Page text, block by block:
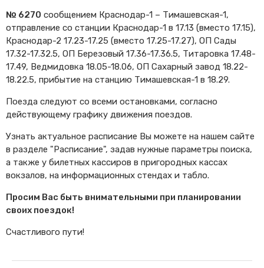
№ 6270 сообщением Краснодар-1 – Тимашевская-1,
отправление со станции Краснодар-1 в 17.13 (вместо 17.15),
Краснодар-2 17.23-17.25 (вместо 17.25-17.27), ОП Сады
17.32-17.32.5, ОП Березовый 17.36-17.36.5, Титаровка 17.48-
17.49, Ведмидовка 18.05-18.06, ОП Сахарный завод 18.22-
18.22.5, прибытие на станцию Тимашевская-1 в 18.29.
Поезда следуют со всеми остановками, согласно
действующему графику движения поездов.
Узнать актуальное расписание Вы можете на нашем сайте
в разделе "Расписание", задав нужные параметры поиска,
а также у билетных кассиров в пригородных кассах
вокзалов, на информационных стендах и табло.
Просим Вас быть внимательными при планировании
своих поездок!
Счастливого пути!